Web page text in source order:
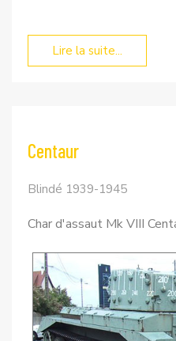
Lire la suite...
Centaur
Blindé 1939-1945
Char d'assaut Mk VIII